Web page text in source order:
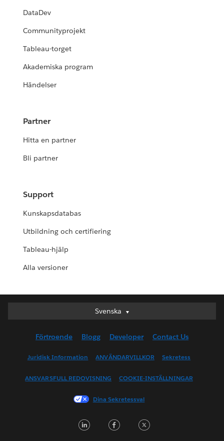
DataDev
Communityprojekt
Tableau-torget
Akademiska program
Händelser
Partner
Hitta en partner
Bli partner
Support
Kunskapsdatabas
Utbildning och certifiering
Tableau-hjälp
Alla versioner
Svenska
Svenska
English (UK)
English (US)
Français (Canada)
Français (France)
日本語
Förtroende Blogg Developer Contact Us
Juridisk Information ANVÄNDARVILLKOR Sekretess
ANSVARSFULL REDOVISNING COOKIE-INSTÄLLNINGAR
Dina Sekretessval
LinkedInFacebook